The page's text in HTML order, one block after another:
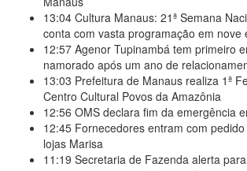
13:04 Cultura Manaus: 21ª Semana
conta com vasta programação em nove
12:57 Agenor Tupinambá tem primeiro
namorado após um ano de
13:03 Prefeitura de Manaus realiza 1ª
Centro Cultural Povos da Amazônia
12:56 OMS declara fim da emergência
12:45 Fornecedores entram com
lojas Marisa
11:19 Secretaria de Fazenda alerta